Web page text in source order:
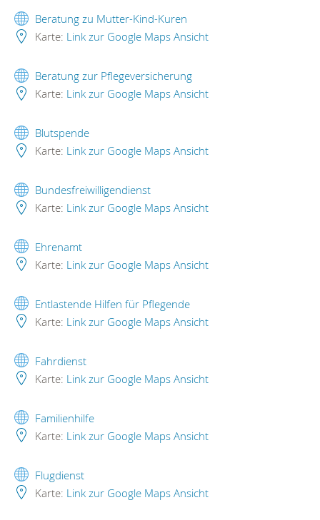
Beratung zu Mutter-Kind-Kuren
Karte: Link zur Google Maps Ansicht
Beratung zur Pflegeversicherung
Karte: Link zur Google Maps Ansicht
Blutspende
Karte: Link zur Google Maps Ansicht
Bundesfreiwilligendienst
Karte: Link zur Google Maps Ansicht
Ehrenamt
Karte: Link zur Google Maps Ansicht
Entlastende Hilfen für Pflegende
Karte: Link zur Google Maps Ansicht
Fahrdienst
Karte: Link zur Google Maps Ansicht
Familienhilfe
Karte: Link zur Google Maps Ansicht
Flugdienst
Karte: Link zur Google Maps Ansicht